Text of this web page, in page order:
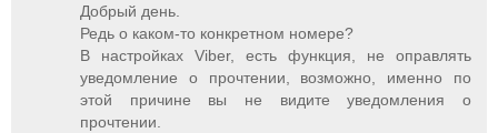
Добрый день.
Редь о каком-то конкретном номере?
В настройках Viber, есть функция, не оправлять
уведомление о прочтении, возможно, именно по
этой причине вы не видите уведомления о
прочтении.